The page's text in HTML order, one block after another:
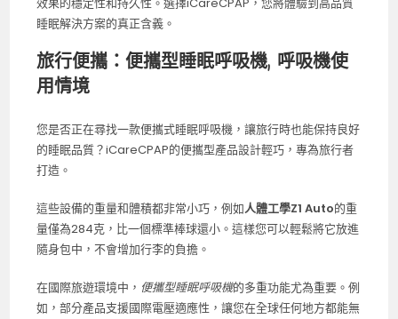
睡眠解決方案的真正含義。
旅行便攜：便攜型睡眠呼吸機, 呼吸機使
用情境
您是否正在尋找一款便攜式睡眠呼吸機，讓旅行時也能保持良好
的睡眠品質？iCareCPAP的便攜型產品設計輕巧，專為旅行者
打造。
這些設備的重量和體積都非常小巧，例如人體工學Z1 Auto的重
量僅為284克，比一個標準棒球還小。這樣您可以輕鬆將它放進
隨身包中，不會增加行李的負擔。
在國際旅遊環境中， 便攜型睡眠呼吸機的多重功能尤為重要。例
如，部分產品支援國際電壓適應性，讓您在全球任何地方都能無